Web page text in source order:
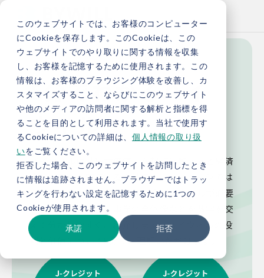
このウェブサイトでは、お客様のコンピューター
にCookieを保存します。このCookieは、この
ウェブサイトでのやり取りに関する情報を収集
し、お客様を記憶するために使用されます。この
情報は、お客様のブラウジング体験を改善し、カ
スタマイズすること、ならびにこのウェブサイト
や他のメディアの訪問者に関する解析と指標を得
ることを目的として利用されます。当社で使用す
るCookieについての詳細は、 個人情報の取り扱
いをご覧ください。
拒否した場合、このウェブサイトを訪問したとき
に情報は追跡されません。ブラウザーではトラッ
キングを行わない設定を記憶するために1つの
Cookieが使用されます。
承諾 拒否
5分でわかるバイ
ウィル
バイウィルは「環境価値」を起点に脱炭素と経済
成長の両立を実装する会社です。このページでは
バイウィルの提供価値、なぜ今バイウィルが必要
とされているのか、事業の全体像などを数字を交
えて分かりやすくご紹介します。バイウィルの役
割と価値について5分でご理解いただけます。